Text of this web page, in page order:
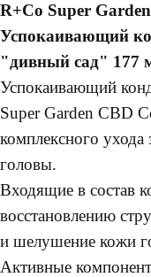
R+Co Super
Успокаивающий
"дивный сад" 177
Успокаивающий
Super Garden CBD
комплексного
головы.
Входящие в состав
восстановлению
и шелушение кожи
Активные